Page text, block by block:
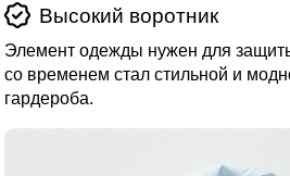
Высокий воротник
Элемент одежды нужен для
со временем стал стильной и
гардероба.